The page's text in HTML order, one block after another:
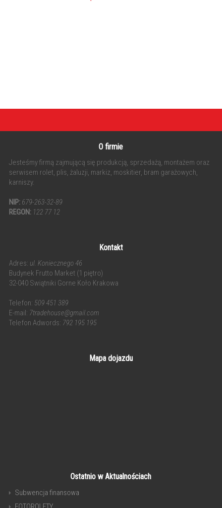
O firmie
Jesteśmy firmą zajmującą się produkcją, sprzedażą, montażem oraz
serwisem rolet, plis, żaluzji, markiz, moskitier, bram garażowych,
karniszy.
NIP: 679-263-32-89
REGON: 122 77 12
Kontakt
Adres: ul. Koniecznego 46
Budynek Frutto Market (1 piętro)
32-040 Swiątniki Gorne Koło Krakowa
Telefon: 509 451 389
E-mail: 7tradehouse@gmail.com
Telefon Adwords: 792 195 195
Mapa dojazdu
Ostatnio w Aktualnościach
Subwencja finansowa